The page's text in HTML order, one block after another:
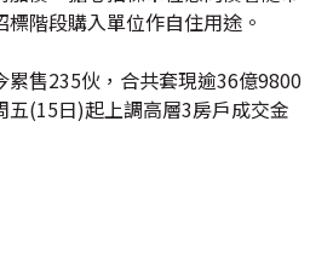
階段購入單位作自住用途。
累售235伙，合共套現逾36億9800
五(15日)起上調高層3房戶成交金